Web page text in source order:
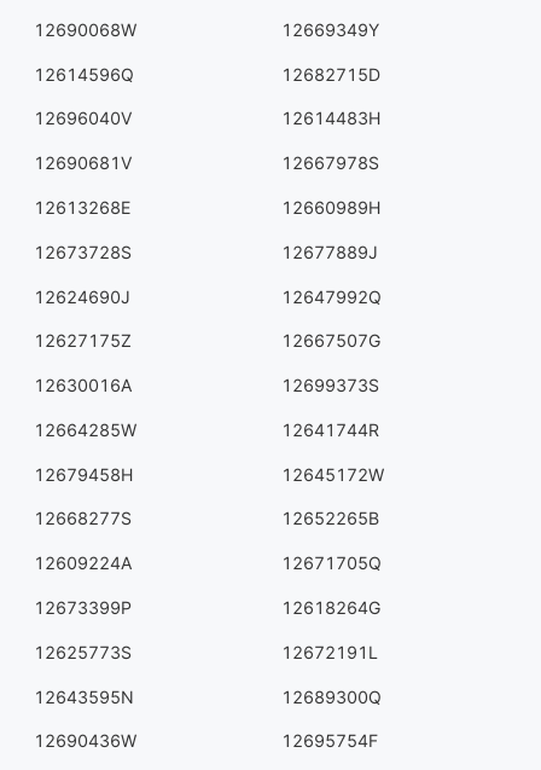
12690068W 12669349Y
12614596Q 12682715D
12696040V 12614483H
12690681V 12667978S
12613268E 12660989H
12673728S 12677889J
12624690J 12647992Q
12627175Z 12667507G
12630016A 12699373S
12664285W 12641744R
12679458H 12645172W
12668277S 12652265B
12609224A 12671705Q
12673399P 12618264G
12625773S 12672191L
12643595N 12689300Q
12690436W 12695754F